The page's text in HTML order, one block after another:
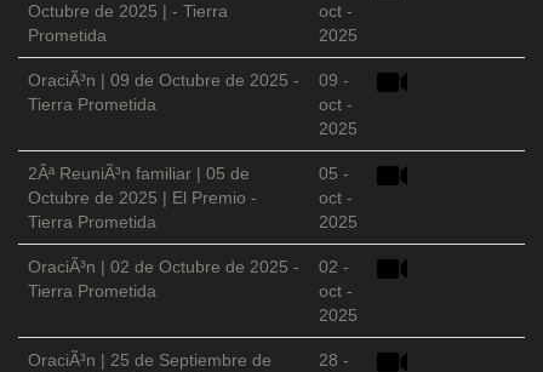
Octubre de 2025 | - Tierra
Prometida
oct -
2025
OraciÃ³n | 09 de Octubre de 2025 -
Tierra Prometida
09 -
oct -
2025
2Âª ReuniÃ³n familiar | 05 de
Octubre de 2025 | El Premio -
Tierra Prometida
05 -
oct -
2025
OraciÃ³n | 02 de Octubre de 2025 -
Tierra Prometida
02 -
oct -
2025
OraciÃ³n | 25 de Septiembre de
28 -